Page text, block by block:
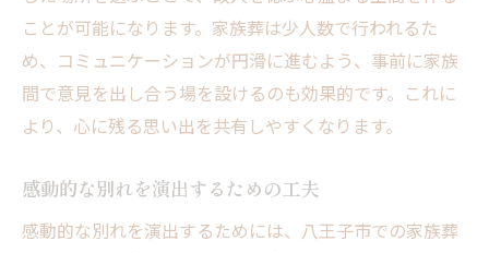
ことが可能になります。家族葬は少人数で行われるた
め、コミュニケーションが円滑に進むよう、事前に家族
間で意見を出し合う場を設けるのも効果的です。これに
より、心に残る思い出を共有しやすくなります。
感動的な別れを演出するための工夫
感動的な別れを演出するためには、八王子市での家族葬